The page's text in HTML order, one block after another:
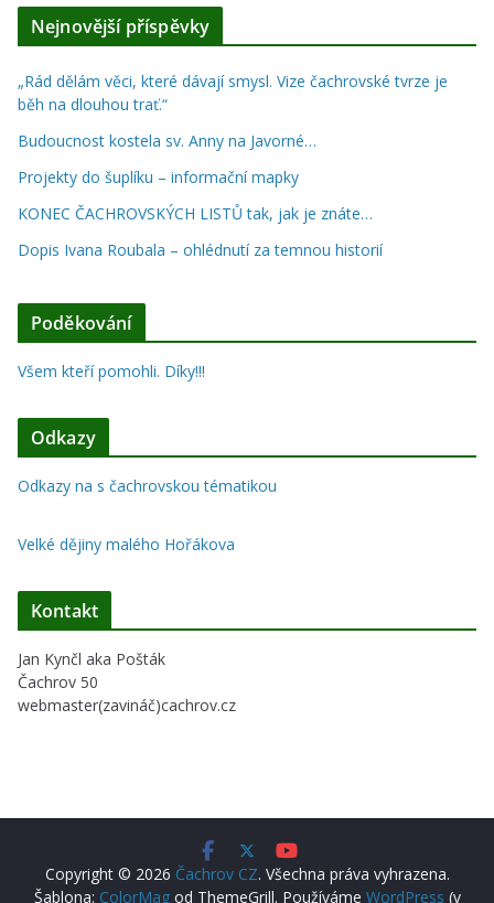
Nejnovější příspěvky
„Rád dělám věci, které dávají smysl. Vize čachrovské tvrze je
běh na dlouhou trať.“
Budoucnost kostela sv. Anny na Javorné…
Projekty do šuplíku – informační mapky
KONEC ČACHROVSKÝCH LISTŮ tak, jak je znáte…
Dopis Ivana Roubala – ohlédnutí za temnou historií
Poděkování
Všem kteří pomohli. Díky!!!
Odkazy
Odkazy na s čachrovskou tématikou
Velké dějiny malého Hořákova
Kontakt
Jan Kynčl aka Pošták
Čachrov 50
webmaster(zavináč)cachrov.cz
Copyright © 2026 Čachrov CZ. Všechna práva vyhrazena.
Šablona: ColorMagod ThemeGrill. Používáme WordPress (v